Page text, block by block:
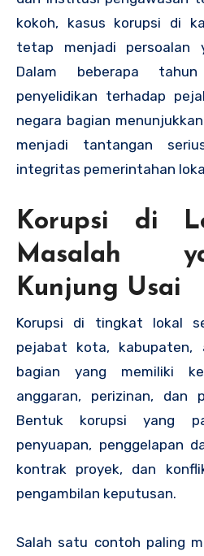
kokoh, kasus korupsi di
tetap menjadi persoalan
Dalam beberapa
penyelidikan terhadap
negara bagian
menjadi tantangan
integritas pemerintahan
Korupsi di
Masalah
Kunjung Usai
Korupsi di tingkat lokal
pejabat kota, kabupaten,
bagian yang memiliki
anggaran, perizinan, dan
Bentuk korupsi yang
penyuapan, penggelapan
kontrak proyek, dan
pengambilan keputusan.
Salah satu contoh paling